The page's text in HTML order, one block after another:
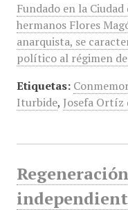
Fundado en la
hermanos Flores
anarquista, se
político al régimen
Etiquetas:
Iturbide, Josefa Ortíz